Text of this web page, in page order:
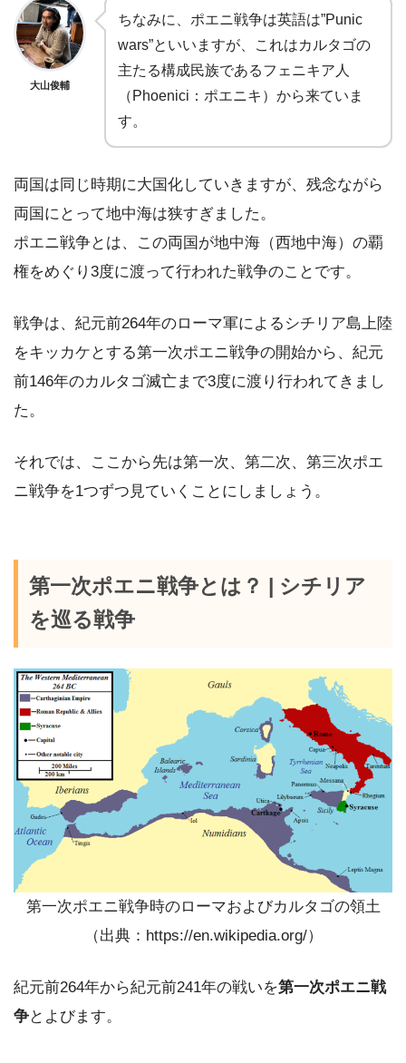
大山俊輔
ちなみに、ポエニ戦争は英語は”Punic
wars”といいますが、これはカルタゴの
主たる構成民族であるフェニキア人
（Phoenici：ポエニキ）から来ていま
す。
両国は同じ時期に大国化していきますが、残念ながら
両国にとって地中海は狭すぎました。
ポエニ戦争とは、この両国が地中海（西地中海）の覇
権をめぐり3度に渡って行われた戦争のことです。
戦争は、紀元前264年のローマ軍によるシチリア島上陸
をキッカケとする第一次ポエニ戦争の開始から、紀元
前146年のカルタゴ滅亡まで3度に渡り行われてきまし
た。
それでは、ここから先は第一次、第二次、第三次ポエ
ニ戦争を1つずつ見ていくことにしましょう。
第一次ポエニ戦争とは？ | シチリア
を巡る戦争
第一次ポエニ戦争時のローマおよびカルタゴの領土
（出典：https://en.wikipedia.org/）
紀元前264年から紀元前241年の戦いを第一次ポエニ戦
争とよびます。